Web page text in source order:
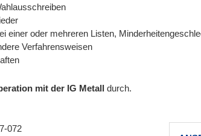
einer oder mehreren Listen,
Verfahrensweisen
mit der IG Metall durch.
072